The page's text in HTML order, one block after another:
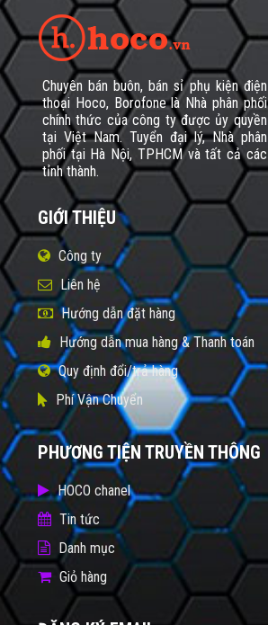
Chuyên bán buôn, bán sỉ phụ kiện điện
thoại Hoco, Borofone là Nhà phân phối
chính thức của công ty được ủy quyền
tại Việt Nam. Tuyển đại lý, Nhà phân
phối tại Hà Nội, TPHCM và tất cả các
tỉnh thành.
GIỚI THIỆU
Công ty
Liên hệ
Hướng dẫn đặt hàng
Hướng dẫn mua hàng & Thanh toán
Quy định đổi/trả hàng
Phí Vận Chuyển
PHƯƠNG TIỆN TRUYỀN THÔNG
HOCO chanel
Tin tức
Danh mục
Giỏ hàng